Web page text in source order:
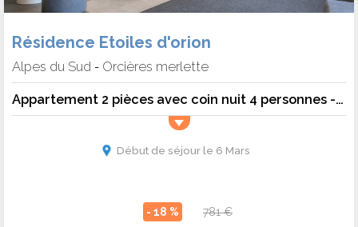
Résidence Etoiles d'orion
Alpes du Sud - Orcières merlette
Appartement 2 pièces avec coin nuit 4 personnes - vue montagne
Début de séjour le 6 Mars
- 18 % 781 €